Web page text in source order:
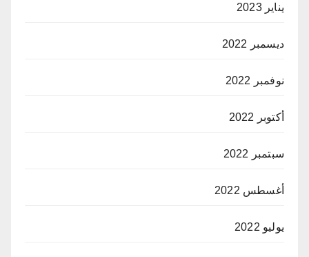
يناير 2023
ديسمبر 2022
نوفمبر 2022
أكتوبر 2022
سبتمبر 2022
أغسطس 2022
يوليو 2022